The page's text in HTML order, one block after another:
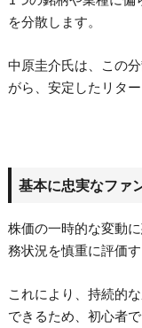
を分散します。
中原圭介氏は、この
がら、安定したリタ
基本に忠実なファ
株価の一時的な変動
務状況を慎重に評価
これにより、持続的
できるため、初心者